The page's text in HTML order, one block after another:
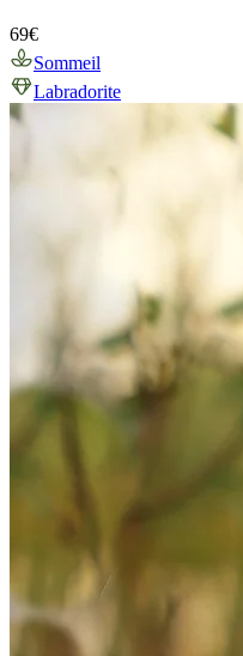
69€
Sommeil
Labradorite